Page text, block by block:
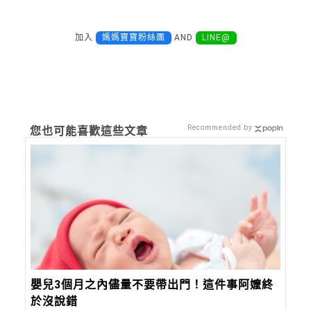
加入 媽媽寶寶粉絲團 AND LINE@
您也可能喜歡這些文章
嬰兒3個月之內儘量不要帶出門！這件事阿嬤終
於沒說錯
Recommended by